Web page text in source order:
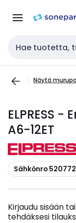
navigointiin
Haku
Näytä
ELPRESS
A6-12ET
Kopioi
Sähkönro
Kirjaudu sisään
tehdäksesi